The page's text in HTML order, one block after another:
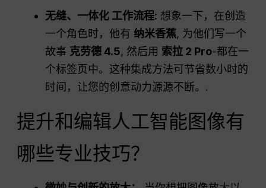
无缝、一体化 工作流程: 想象一下，在创造
一个角色时，他有 纳米香蕉, 为他们写一个
故事 克劳德 4.5, 然后用 索拉 2 Pro-都在一
个标签页中。这种集成方法可节省数小时的
时间，让您的创意动力源源不断。.
提升和编辑人工智能图像有
哪些专业技巧？